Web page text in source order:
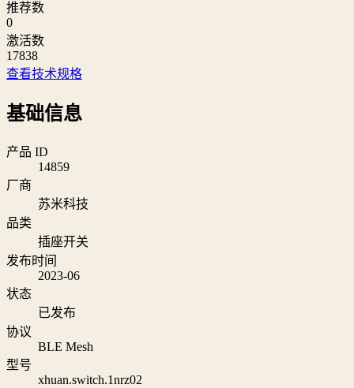
推荐数
0
激活数
17838
查看技术规格
基础信息
产品 ID
14859
厂商
苏米科技
品类
插座开关
发布时间
2023-06
状态
已发布
协议
BLE Mesh
型号
xhuan.switch.1nrz02